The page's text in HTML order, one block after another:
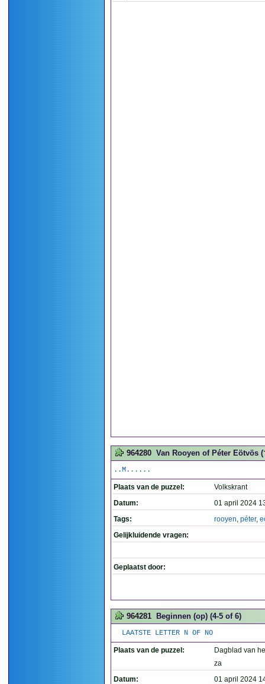
964280 Van Rooyen of Péter Eötvös
..M......
Plaats van de puzzel:
Volkskrant
Datum:
01 april 2024
Tags:
rooyen, péter,
Gelijkluidende vragen:
Geplaatst door:
964281 Beginnen (op) (4-5 of 6)
LAATSTE LETTER N OF NO
Plaats van de puzzel:
Dagblad van
za
Datum:
01 april 2024